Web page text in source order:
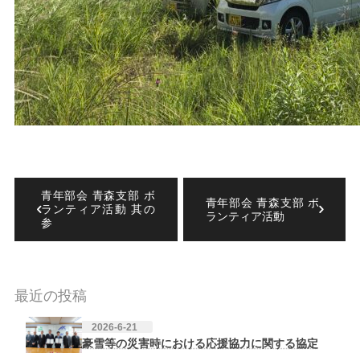
青年部会 青森支部 ボ
ランティア活動 其の
参
青年部会 青森支部 ボ
ランティア活動
最近の投稿
2026-6-21
豪雪等の災害時における応援協力に関する協定